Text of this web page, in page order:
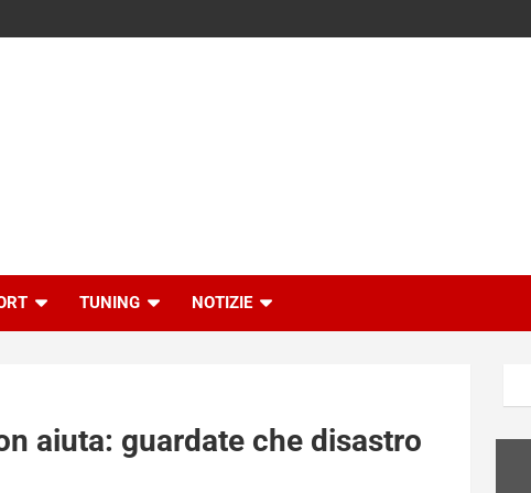
TUNING NOTIZIE
aiuta: guardate che disastro